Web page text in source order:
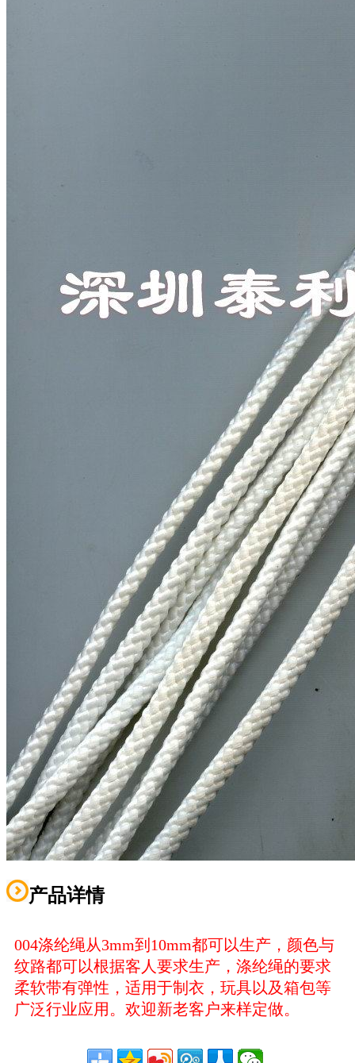
产品详情
004涤纶绳从3mm到10mm都可以生产，颜色与
纹路都可以根据客人要求生产，涤纶绳的要求
柔软带有弹性，适用于制衣，玩具以及箱包等
广泛行业应用。欢迎新老客户来样定做。